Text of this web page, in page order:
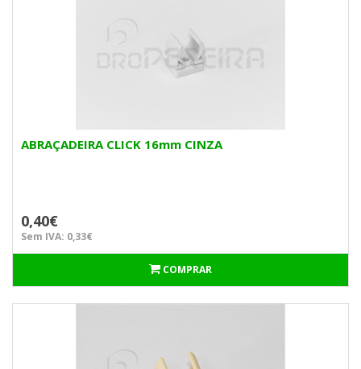
ABRAÇADEIRA CLICK 16mm CINZA
0,40€
Sem IVA: 0,33€
COMPRAR